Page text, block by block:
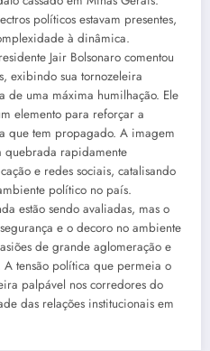
políticos estavam presentes,
à dinâmica.
Jair Bolsonaro comentou
exibindo sua tornozeleira
de uma máxima humilhação. Ele
elemento para reforçar a
que tem propagado. A imagem
quebrada rapidamente
e redes sociais, catalisando
político no país.
estão sendo avaliadas, mas o
e o decoro no ambiente
de grande aglomeração e
tensão política que permeia o
palpável nos corredores do
das relações institucionais em